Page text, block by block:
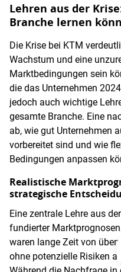
Lehren aus der
Branche lernen
Die Krise bei KTM
Wachstum und eine
Marktbedingungen sein
die das Unternehmen
jedoch auch wichtige
gesamte Branche. Eine
ab, wie gut Unternehmen
vorbereitet sind und wie
Bedingungen anpassen
Realistische
strategische
Eine zentrale Lehre aus
fundierter
waren lange Zeit von
ohne potenzielle Risiken